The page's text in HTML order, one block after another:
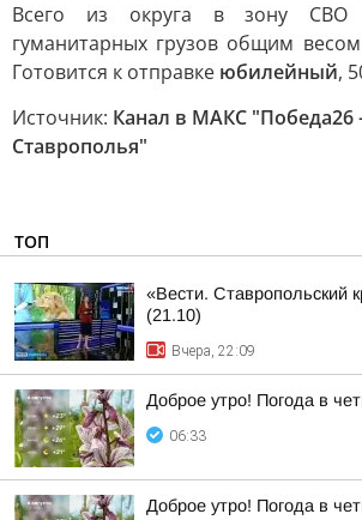
Всего из округа в зону СВО
гуманитарных грузов общим
Готовится к отправке юбилейный,
Источник: Канал в МАКС
Ставрополья"
ТОП
«Вести. Ставропольский
(21.10)
Вчера, 22:09
Доброе утро! Погода в
06:33
Доброе утро! Погода в